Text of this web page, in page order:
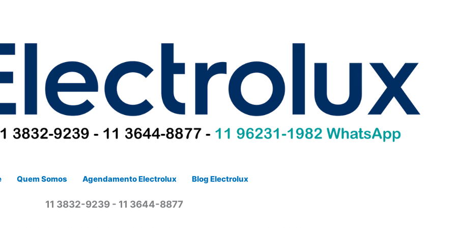
Quem Somos Agendamento Electrolux Blog Electrolux
11 3832-9239 - 11 3644-8877